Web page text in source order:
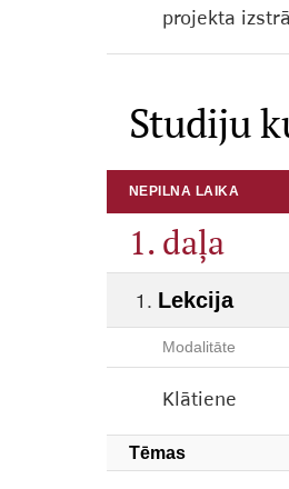
projekta
Studiju
NEPILNA LAIKA
1. daļa
Lekcija
Modalitāte
Klātiene
Tēmas